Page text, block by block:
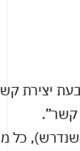
יצירת
קשר”.
כל